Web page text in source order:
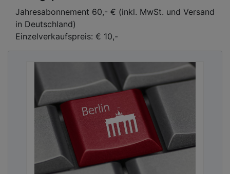
Jahresabonnement 60,- € (inkl. MwSt. und Versand
in Deutschland)
Einzelverkaufspreis: € 10,-